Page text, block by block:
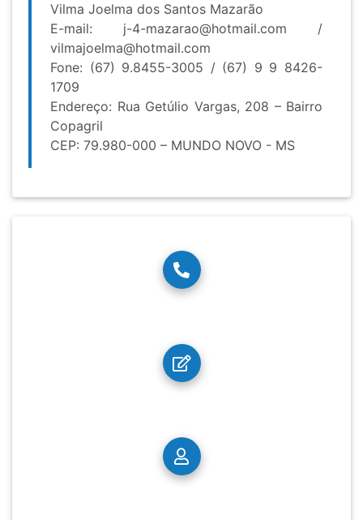
Vilma Joelma dos Santos Mazarão
E-mail: j-4-mazarao@hotmail.com /
vilmajoelma@hotmail.com
Fone: (67) 9.8455-3005 / (67) 9 9 8426-
1709
Endereço: Rua Getúlio Vargas, 208 – Bairro
Copagril
CEP: 79.980-000 – MUNDO NOVO - MS